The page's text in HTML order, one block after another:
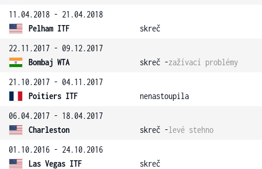
11.04.2018 - 21.04.2018
Pelham ITF
skreč
22.11.2017 - 09.12.2017
Bombaj WTA
skreč -zažívací problémy
21.10.2017 - 04.11.2017
Poitiers ITF
nenastoupila
06.04.2017 - 18.04.2017
Charleston
skreč -levé stehno
01.10.2016 - 24.10.2016
Las Vegas ITF
skreč